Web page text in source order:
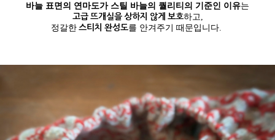
바늘 표면의 연마도가 스틸 바늘의 퀄리티의 기준인 이유는
고급 뜨개실을 상하지 않게 보호하고,
정갈한 스티치 완성도를 안겨주기 때문입니다.